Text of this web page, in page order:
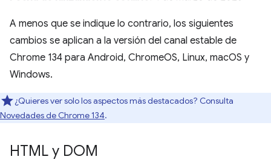
A menos que se indique lo contrario, los siguientes
cambios se aplican a la versión del canal estable de
Chrome 134 para Android, ChromeOS, Linux, macOS y
Windows.
¿Quieres ver solo los aspectos más destacados? Consulta
Novedades de Chrome 134.
HTML y DOM